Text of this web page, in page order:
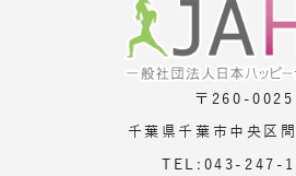
〒260-0025
千葉県千葉市中央区
TEL:043-247-